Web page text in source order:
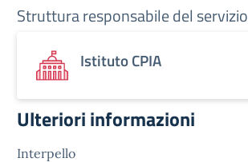
Struttura responsabile del servizio
Istituto CPIA
Ulteriori informazioni
Interpello